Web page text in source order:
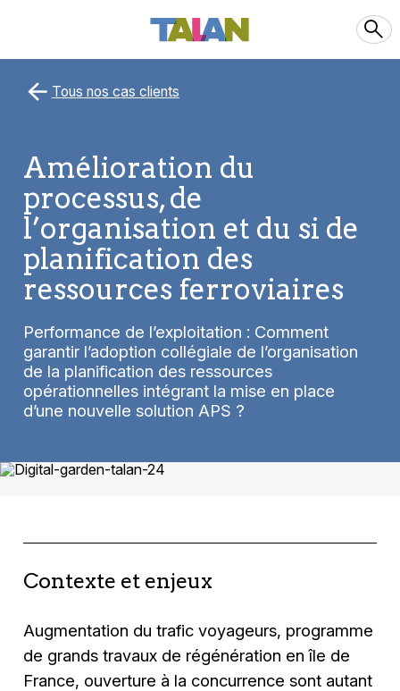
Tous nos cas clients
Amélioration du
processus, de
l’organisation et du si de
planification des
ressources ferroviaires
Performance de l’exploitation : Comment
garantir l’adoption collégiale de l’organisation
de la planification des ressources
opérationnelles intégrant la mise en place
d’une nouvelle solution APS ?
Contexte et enjeux
Augmentation du trafic voyageurs, programme
de grands travaux de régénération en île de
France, ouverture à la concurrence sont autant